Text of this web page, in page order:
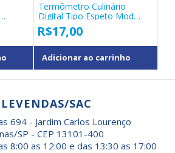
Termômetro Culinário
Digital Tipo Espeto Mod
Tp101 Bmax
R$17,00
Adicionar ao carrinho
SAC
694 - Jardim Carlos Lourenço
SP - CEP 13101-400
8:00 as 12:00 e das 13:30 as 17:00